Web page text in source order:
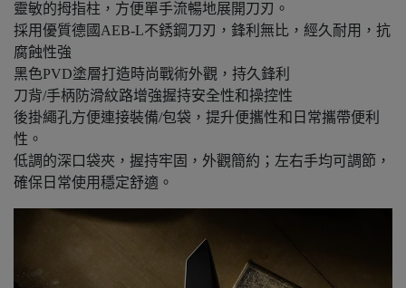
靈敏的拇指柱，方便單手流暢地展開刀刃。
採用優質德國AEB-L不銹鋼刀刃，鋒利無比，經久耐用，抗
腐蝕性強
黑色PVD塗層打造時尚戰術外觀，持久鋒利
刀背/手柄防滑紋路增強握持安全性和操控性
後掛繩孔方便連接裝備/包袋，提升便攜性和日常攜帶便利
性。
低調的深口袋夾，握持牢固，外觀簡約；左右手均可調節，
確保日常使用穩定舒適。